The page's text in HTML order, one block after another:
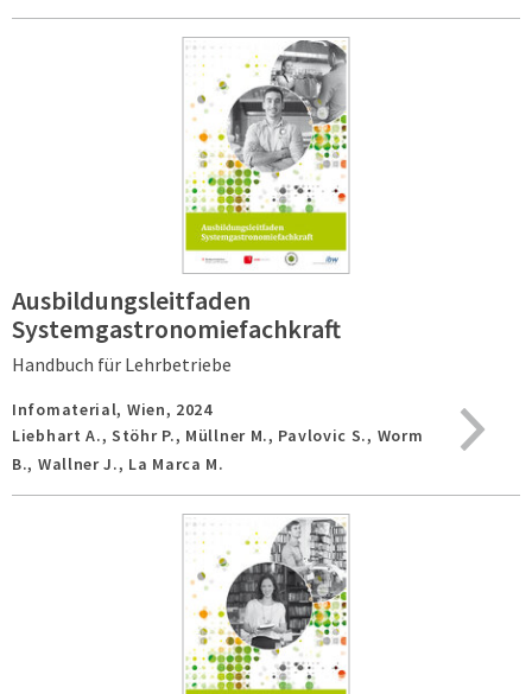
Ausbildungsleitfaden
Systemgastronomiefachkraft
Handbuch für Lehrbetriebe
Infomaterial, Wien, 2024
Liebhart A., Stöhr P., Müllner M., Pavlovic S., Worm
B., Wallner J., La Marca M.